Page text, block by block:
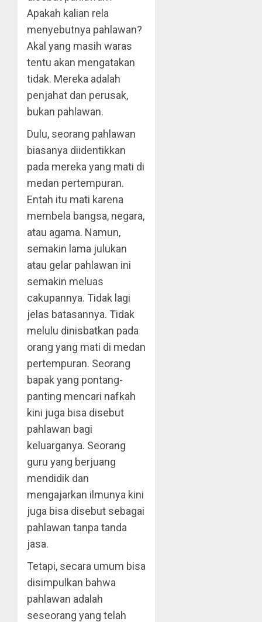
Apakah kalian rela
menyebutnya pahlawan?
Akal yang masih waras
tentu akan mengatakan
tidak. Mereka adalah
penjahat dan perusak,
bukan pahlawan.
Dulu, seorang pahlawan
biasanya diidentikkan
pada mereka yang mati di
medan pertempuran.
Entah itu mati karena
membela bangsa, negara,
atau agama. Namun,
semakin lama julukan
atau gelar pahlawan ini
semakin meluas
cakupannya. Tidak lagi
jelas batasannya. Tidak
melulu dinisbatkan pada
orang yang mati di medan
pertempuran. Seorang
bapak yang pontang-
panting mencari nafkah
kini juga bisa disebut
pahlawan bagi
keluarganya. Seorang
guru yang berjuang
mendidik dan
mengajarkan ilmunya kini
juga bisa disebut sebagai
pahlawan tanpa tanda
jasa.
Tetapi, secara umum bisa
disimpulkan bahwa
pahlawan adalah
seseorang yang telah